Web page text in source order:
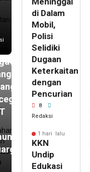
di Dalam
Mobil,
Polisi
Selidiki
Dugaan
Keterkaitan
dengan
Pencurian
8
Redaksi
1 hari lalu
KKN
Undip
Edukasi